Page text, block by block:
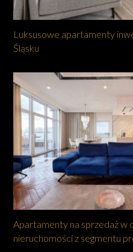
Luksusowe apartamenty
Śląsku
Apartamenty na sprzedaż w
nieruchomości z segmentu